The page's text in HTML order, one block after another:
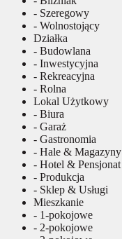
- Szeregowy
- Wolnostojący
Działka
- Budowlana
- Inwestycyjna
- Rekreacyjna
- Rolna
Lokal Użytkowy
- Biura
- Garaż
- Gastronomia
- Hale & Magazyny
- Hotel & Pensjonat
- Produkcja
- Sklep & Usługi
Mieszkanie
- 1-pokojowe
- 2-pokojowe